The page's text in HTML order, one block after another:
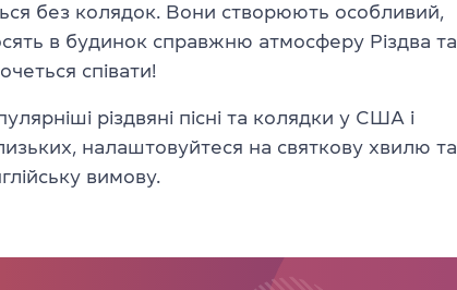
без колядок. Вони створюють особливий,
в будинок справжню атмосферу Різдва та
співати!
різдвяні пісні та колядки у США і
налаштовуйтеся на святкову хвилю та
вимову.